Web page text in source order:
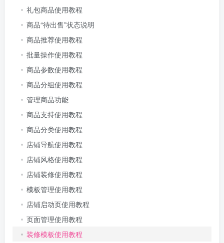
礼包商品使用教程
商品“待出售”状态说明
商品推荐使用教程
批量操作使用教程
商品参数使用教程
商品分组使用教程
管理商品功能
商品支持使用教程
商品分类使用教程
店铺导航使用教程
店铺风格使用教程
店铺装修使用教程
模板管理使用教程
店铺启动页使用教程
页面管理使用教程
装修模板使用教程